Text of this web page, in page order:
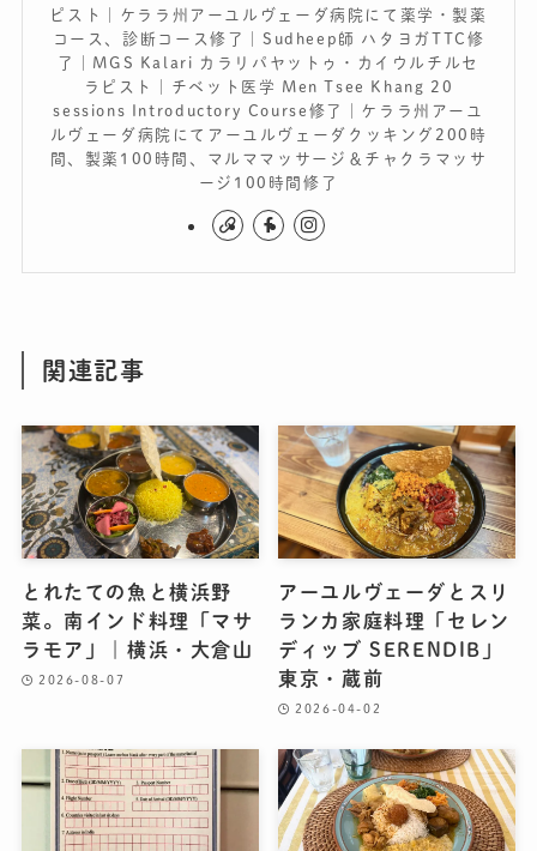
ピスト｜ケララ州アーユルヴェーダ病院にて薬学・製薬
コース、診断コース修了｜Sudheep師 ハタヨガTTC修
了｜MGS Kalari カラリパヤットゥ・カイウルチルセ
ラピスト｜チベット医学 Men Tsee Khang 20
sessions Introductory Course修了｜ケララ州アーユ
ルヴェーダ病院にてアーユルヴェーダクッキング200時
間、製薬100時間、マルママッサージ＆チャクラマッサ
ージ100時間修了
関連記事
とれたての魚と横浜野
菜。南インド料理「マサ
ラモア」｜横浜・大倉山
2026-08-07
アーユルヴェーダとスリ
ランカ家庭料理「セレン
ディッブ SERENDIB」
東京・蔵前
2026-04-02